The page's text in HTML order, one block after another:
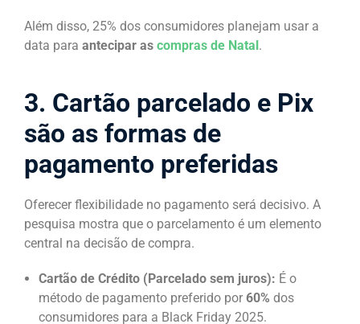
Além disso, 25% dos consumidores planejam usar a
data para antecipar as compras de Natal .
3. Cartão parcelado e Pix
são as formas de
pagamento preferidas
Oferecer flexibilidade no pagamento será decisivo. A
pesquisa mostra que o parcelamento é um elemento
central na decisão de compra.
Cartão de Crédito (Parcelado sem juros): É o
método de pagamento preferido por 60% dos
consumidores para a Black Friday 2025.